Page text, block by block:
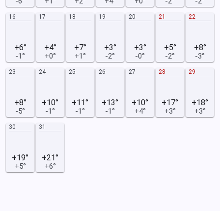
16
+6°
-1°
17
+4°
+0°
18
+7°
+1°
19
+3°
-2°
20
+3°
-0°
21
+5°
-2°
22
+8°
-3°
23
+8°
-5°
24
+10°
-1°
25
+11°
-1°
26
+13°
-1°
27
+10°
+4°
28
+17°
+3°
29
+18°
+3°
30
+19°
+5°
31
+21°
+6°